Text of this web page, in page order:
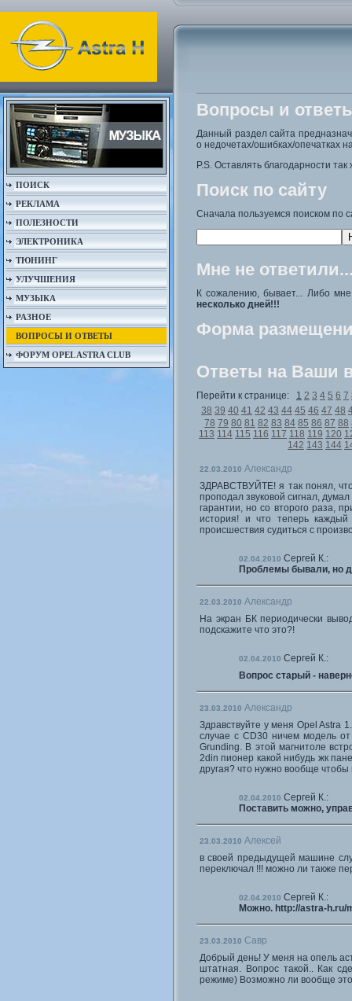
ПОИСК
РЕКЛАМА
ПОЛЕЗНОСТИ
ЭЛЕКТРОНИКА
ТЮНИНГ
УЛУЧШЕНИЯ
МУЗЫКА
РАЗНОЕ
ВОПРОСЫ И ОТВЕТЫ
ФОРУМ OPEL ASTRA CLUB
Вопросы и
Данный раздел сайта
о недочетах/ошибках/опечатках
P.S. Оставлять благодарности
Поиск по сайту
Сначала пользуемся поиском по
Мне не
К сожалению, бывает... Либо
несколько дней!!!
Форма
Ответы на Ваши
Перейти к странице: 1 2 3 4 5 6 7
38 39 40 41 42 43 44 45 46 47 48
78 79 80 81 82 83 84 85 86 87 88
113 114 115 116 117 118 119 120
142 143 144
22.03.2010 Александр
ЗДРАВСТВУЙТЕ! я так понял,
проподал звуковой сигнал,
гарантии, но со второго раза,
история! и что теперь
происшествия судиться с
02.04.2010 Сергей К.:
Проблемы бывали, но
22.03.2010 Александр
На экран БК периодически
подскажите что это?!
02.04.2010 Сергей К.:
Вопрос старый -
23.03.2010 Александр
Здравствуйте у меня Opel Astra
случае с CD30 ничем модель
Grunding. В этой магнитоле
2din пионер какой нибудь жк
другая? что нужно вообще
02.04.2010 Сергей К.:
Поставить можно,
23.03.2010 Алексей
в своей предыдущей машине
переключал !!! можно ли также
02.04.2010 Сергей К.:
Можно. http://astra-h.ru/
23.03.2010 Савр
Добрый день! У меня на опель
штатная. Вопрос такой.. Как
режиме) Возможно ли вообще